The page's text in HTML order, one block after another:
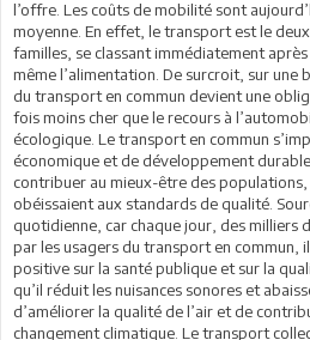
l’offre. Les coûts de mobilité sont
moyenne. En effet, le transport est le
familles, se classant immédiatement
même l’alimentation. De surcroit, sur une
du transport en commun devient une
fois moins cher que le recours à
écologique. Le transport en commun
économique et de développement
contribuer au mieux-être des
obéissaient aux standards de qualité.
quotidienne, car chaque jour, des milliers
par les usagers du transport en commun,
positive sur la santé publique et sur la
qu’il réduit les nuisances sonores et
d’améliorer la qualité de l’air et de
changement climatique. Le transport